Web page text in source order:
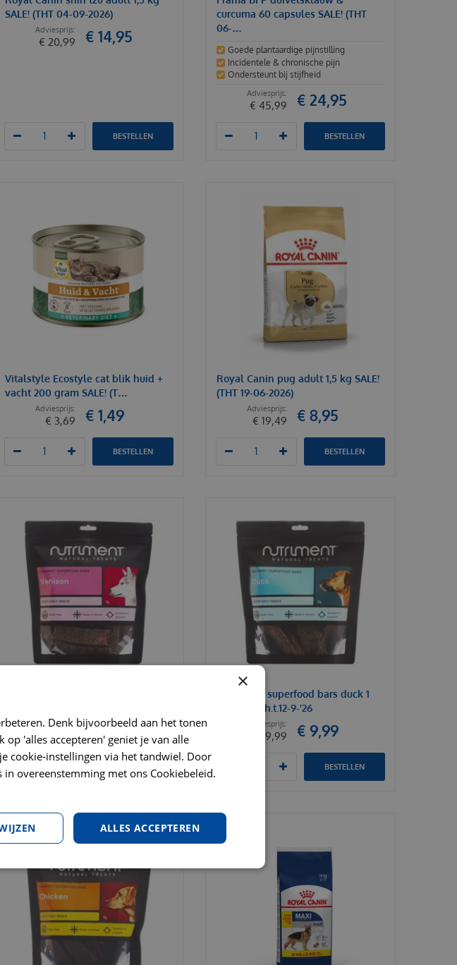
SALE! (THT 04-09-2026)
€ 20,99 € 14,95
BESTELLEN
curcuma 60 capsules SALE! (THT
06-…
Goede plantaardige pijnstilling
Incidentele & chronische pijn
Ondersteunt bij stijfheid
€ 45,99 € 24,95
BESTELLEN
Vitalstyle Ecostyle cat blik huid +
vacht 200 gram SALE! (T…
€ 3,69 € 1,49
BESTELLEN
Royal Canin pug adult 1,5 kg SALE!
(THT 19-06-2026)
€ 19,49 € 8,95
BESTELLEN
€ 19,99 € 9,99
Nutriment superfood bars duck 1
kg SALE! t.h.t.12-9-'26
19,99 € 9,99
BESTELLEN
×
Denk bijvoorbeeld aan het tonen
'alles accepteren' geniet je van alle
cookie-instellingen via het tandwiel. Door
overeenstemming met ons Cookiebeleid.
ALLES ACCEPTEREN